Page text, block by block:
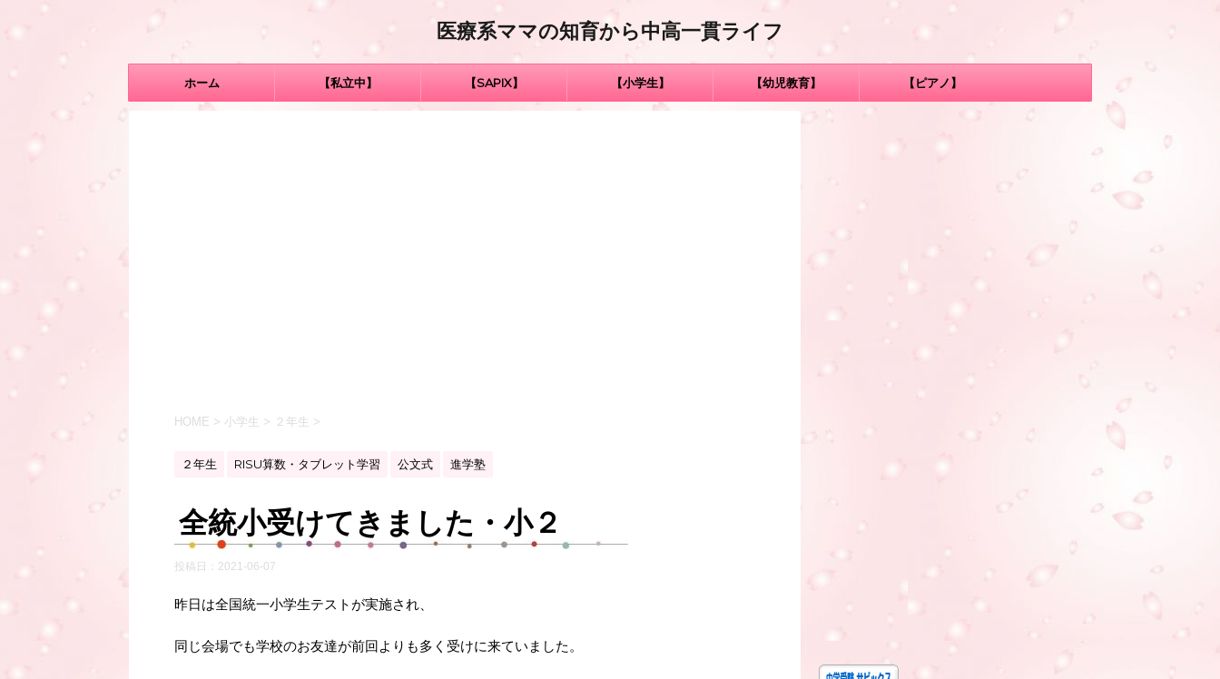
医療系ママの知育から中高一貫ライフ
ホーム 【私立中】 【SAPIX】 【小学生】 【幼児教育】 【ピアノ】
HOME > 小学生 > ２年生 >
２年生 RISU算数・タブレット学習 公文式 進学塾
全統小受けてきました・小２
投稿日： 2021-06-07
昨日は全国統一小学生テストが実施され、
同じ会場でも学校のお友達が前回よりも多く受けに来ていました。